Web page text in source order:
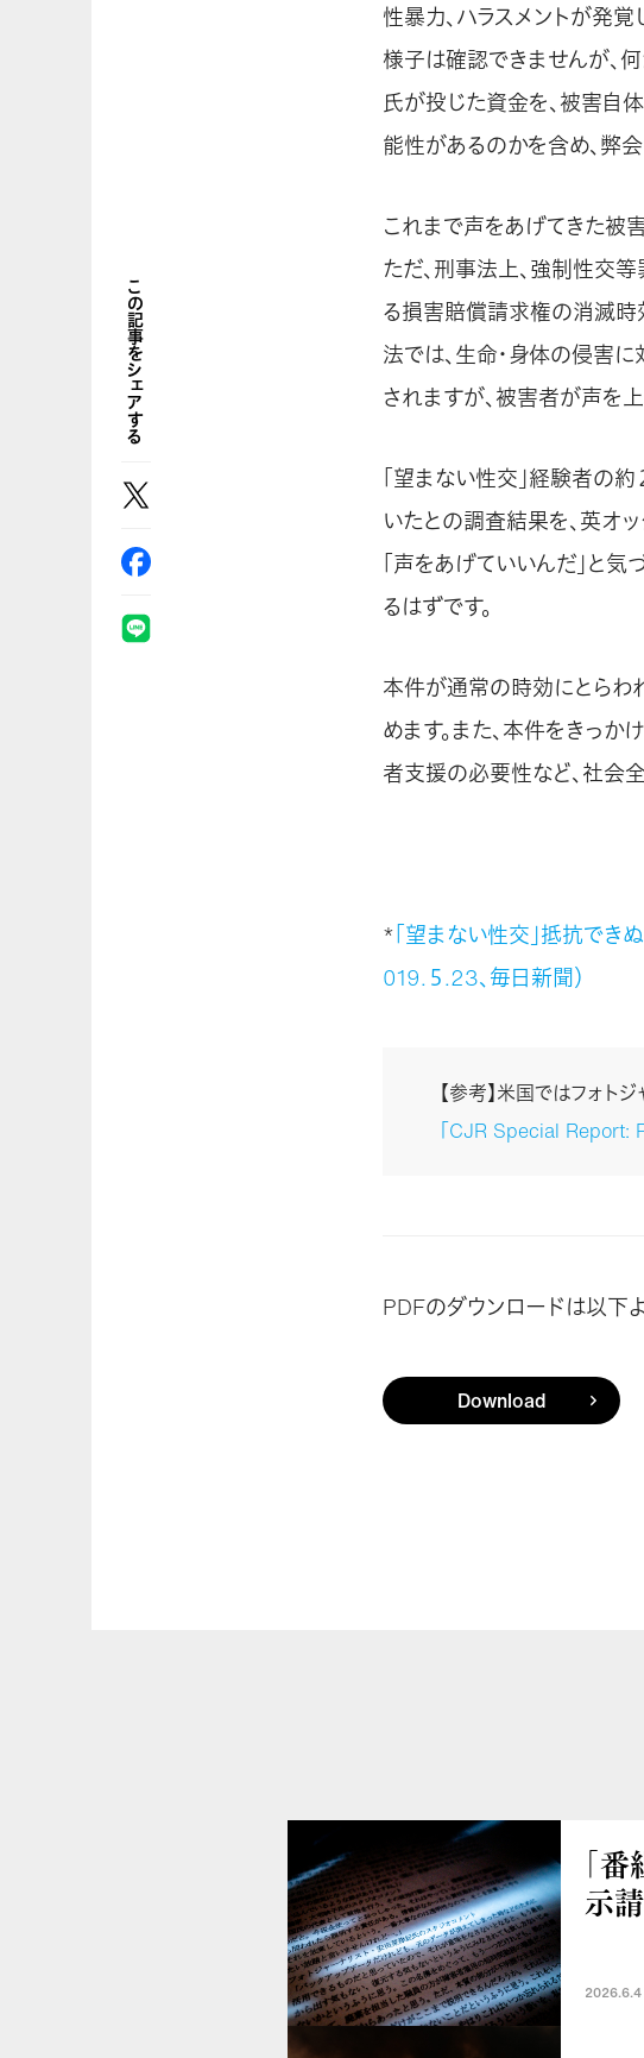
性暴力、ハラスメントが発
様子は確認できませんが、
氏が投じた資金を、被害自
能性があるのかを含め、弊
これまで声をあげてきた被
ただ、刑事法上、強制性交
る損害賠償請求権の消滅時
法では、生命・身体の侵害
されますが、被害者が声を
「望まない性交」経験者の
いたとの調査結果を、英オ
「声をあげていいんだ」と
るはずです。
本件が通常の時効にとらわ
めます。また、本件をきっ
者支援の必要性など、社会
*「望まない性交」抵抗で
019.５.23、毎日新聞）
【参考】米国ではフォト
「CJR Special Report:
PDFのダウンロードは以下
Download
この記事をシェアする
「
示
2026.6.4